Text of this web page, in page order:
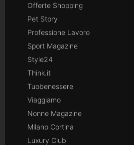
Offerte Shopping
Pet Story
Professione Lavoro
Sport Magazine
Style24
Think.it
Tuobenessere
Viaggiamo
Nonne Magazine
Milano Cortina
Luxury Club